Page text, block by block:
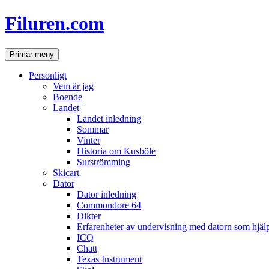
Hoppa
till
Filuren.com
SökPrimär meny
Personligt
Vem är jag
Boende
Landet
Landet inledning
Sommar
Vinter
Historia om Kusböle
Surströmming
Skicart
Dator
Dator inledning
Commondore 64
Dikter
Erfarenheter av undervisning med datorn som
ICQ
Chatt
Texas Instrument